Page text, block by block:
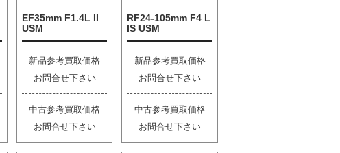
EF35mm F1.4L II
USM
新品参考買取価格
お問合せ下さい
中古参考買取価格
お問合せ下さい
RF24-105mm F4 L
IS USM
新品参考買取価格
お問合せ下さい
中古参考買取価格
お問合せ下さい